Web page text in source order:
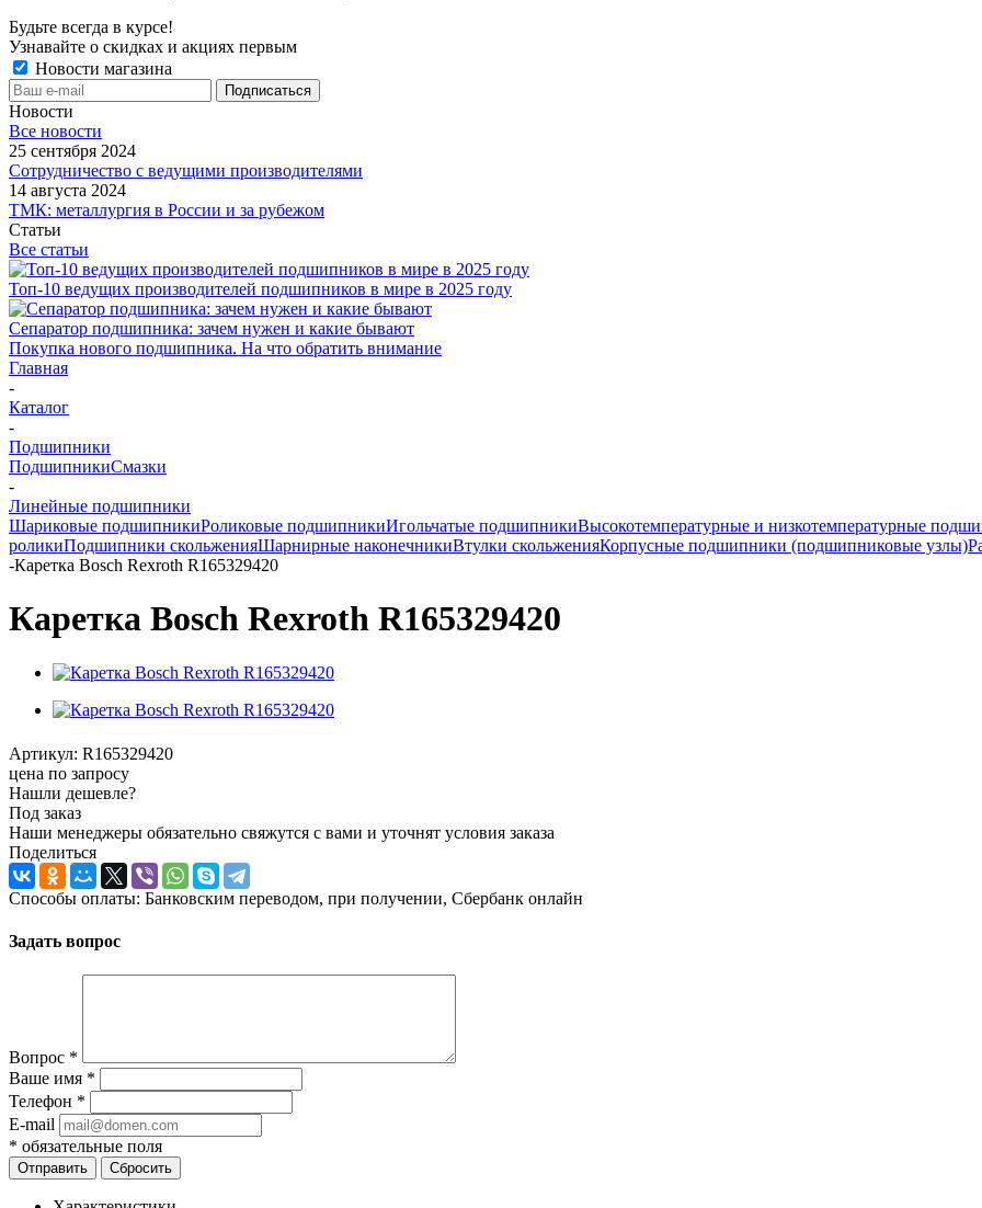
Будьте всегда в курсе!
Узнавайте о скидках и акциях первым
Новости магазина
Новости
Все новости
25 сентября 2024
Сотрудничество с ведущими производителями
14 августа 2024
ТМК: металлургия в России и за рубежом
Статьи
Все статьи
Топ-10 ведущих производителей подшипников в мире в 2025 году
Сепаратор подшипника: зачем нужен и какие бывают
Покупка нового подшипника. На что обратить внимание
Главная
-
Каталог
-
Подшипники
ПодшипникиСмазки
-
Линейные подшипники
Шариковые подшипникиРоликовые подшипникиИгольчатые подшипникиВысокотемпературные и низкотемпературные
роликиПодшипники скольженияШарнирные наконечникиВтулки скольженияКорпусные подшипники (подшипниковые узлы)
-Каретка Bosch Rexroth R165329420
Каретка Bosch Rexroth R165329420
Артикул: R165329420
цена по запросу
Нашли дешевле?
Под заказ
Наши менеджеры обязательно свяжутся с вами и уточнят условия заказа
Поделиться
Способы оплаты: Банковским переводом, при получении, Сбербанк онлайн
Задать вопрос
Вопрос *
Ваше имя *
Телефон *
E-mail
* обязательные поля
Отправить Сбросить